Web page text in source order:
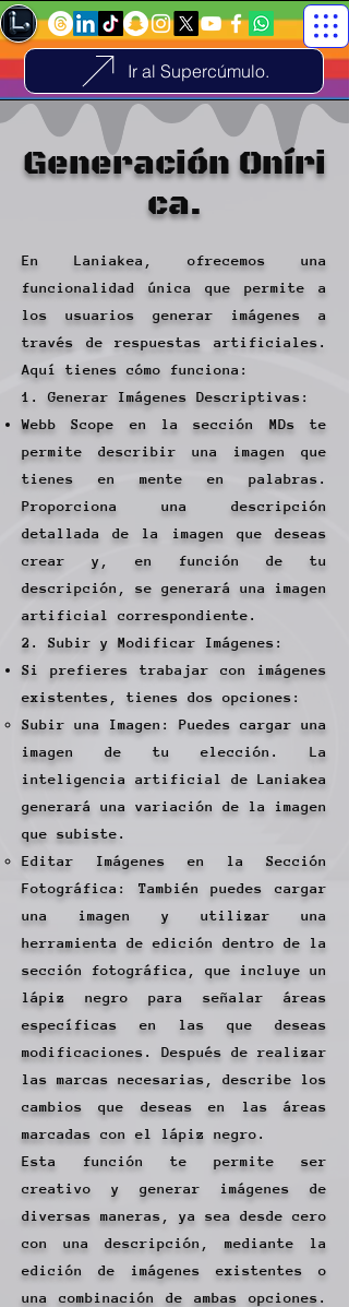
Ir al Supercúmulo.
Generación Oníri
ca.
En Laniakea, ofrecemos una
funcionalidad única que permite a
los usuarios generar imágenes a
través de respuestas artificiales.
Aquí tienes cómo funciona:
1. Generar Imágenes Descriptivas:
Webb Scope en la sección MDs te
permite describir una imagen que
tienes en mente en palabras.
Proporciona una descripción
detallada de la imagen que deseas
crear y, en función de tu
descripción, se generará una imagen
artificial correspondiente.
2. Subir y Modificar Imágenes:
Si prefieres trabajar con imágenes
existentes, tienes dos opciones:
Subir una Imagen: Puedes cargar una
imagen de tu elección. La
inteligencia artificial de Laniakea
generará una variación de la imagen
que subiste.
Editar Imágenes en la Sección
Fotográfica: También puedes cargar
una imagen y utilizar una
herramienta de edición dentro de la
sección fotográfica, que incluye un
lápiz negro para señalar áreas
específicas en las que deseas
modificaciones. Después de realizar
las marcas necesarias, describe los
cambios que deseas en las áreas
marcadas con el lápiz negro.
Esta función te permite ser
creativo y generar imágenes de
diversas maneras, ya sea desde cero
con una descripción, mediante la
edición de imágenes existentes o
una combinación de ambas opciones.